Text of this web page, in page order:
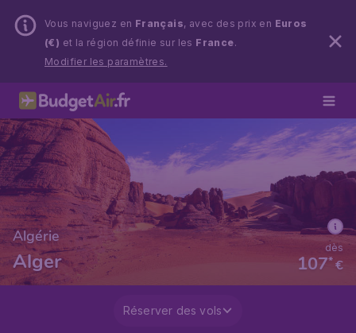
Vous naviguez en Français, avec des prix en Euros
(€) et la région définie sur les France.
Modifier les paramètres.
Algérie
Alger €
107*
dès
Réserver des vols